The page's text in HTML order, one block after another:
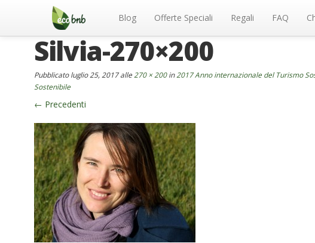
Menu Blog Offerte Speciali Regali FAQ
Silvia-270×200
Pubblicatoluglio 25, 2017alle 270 × 200in2017 Anno internazionale del Turismo
Sostenibile
← Precedenti